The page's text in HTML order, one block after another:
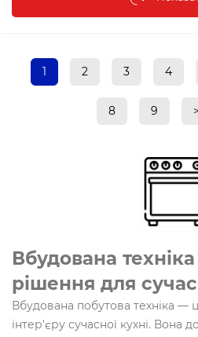
1 2 3 4
8 9 >
Вбудована
рішення для
Вбудована побутова техніка —
інтер'єру сучасної кухні. Вона